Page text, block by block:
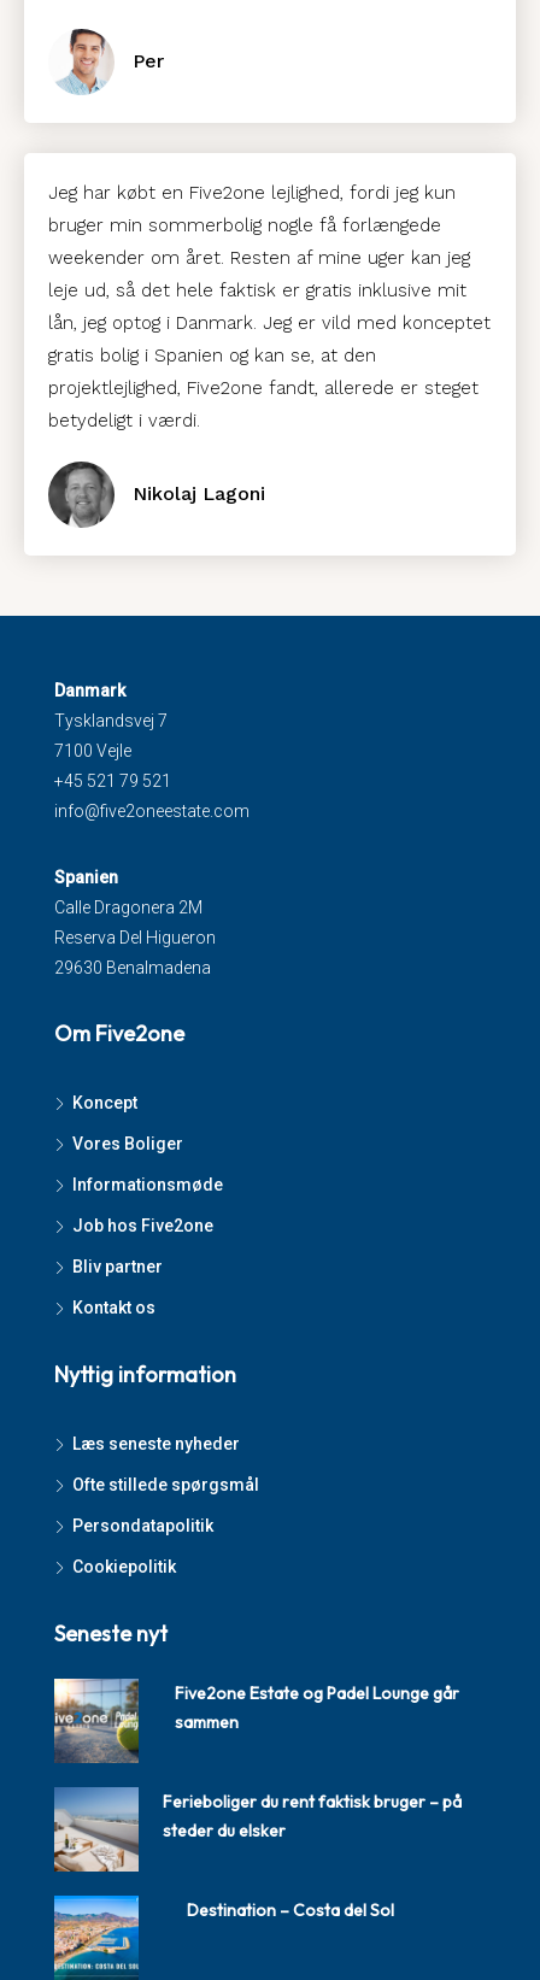
Per
Jeg har købt en Five2one lejlighed, fordi jeg kun
bruger min sommerbolig nogle få forlængede
weekender om året. Resten af mine uger kan jeg
leje ud, så det hele faktisk er gratis inklusive mit
lån, jeg optog i Danmark. Jeg er vild med konceptet
gratis bolig i Spanien og kan se, at den
projektlejlighed, Five2one fandt, allerede er steget
betydeligt i værdi.
Nikolaj Lagoni
Danmark
Tysklandsvej 7
7100 Vejle
+45 521 79 521
info@five2oneestate.com
Spanien
Calle Dragonera 2M
Reserva Del Higueron
29630 Benalmadena
Om Five2one
Koncept
Vores Boliger
Informationsmøde
Job hos Five2one
Bliv partner
Kontakt os
Nyttig information
Læs seneste nyheder
Ofte stillede spørgsmål
Persondatapolitik
Cookiepolitik
Seneste nyt
Five2one Estate og Padel Lounge går
sammen
Ferieboliger du rent faktisk bruger – på
steder du elsker
Destination – Costa del Sol